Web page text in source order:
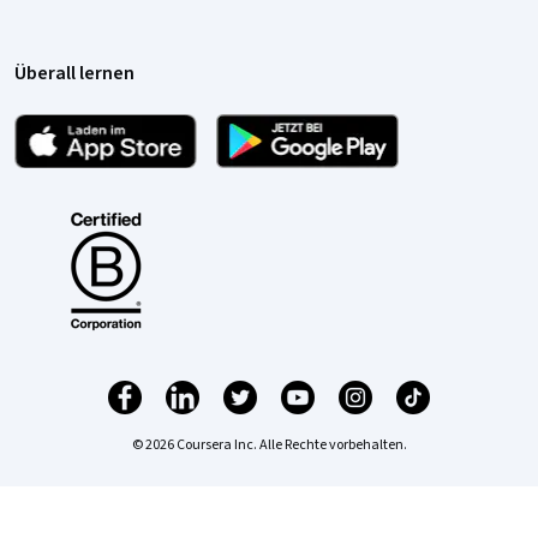
Überall lernen
© 2026 Coursera Inc. Alle Rechte vorbehalten.